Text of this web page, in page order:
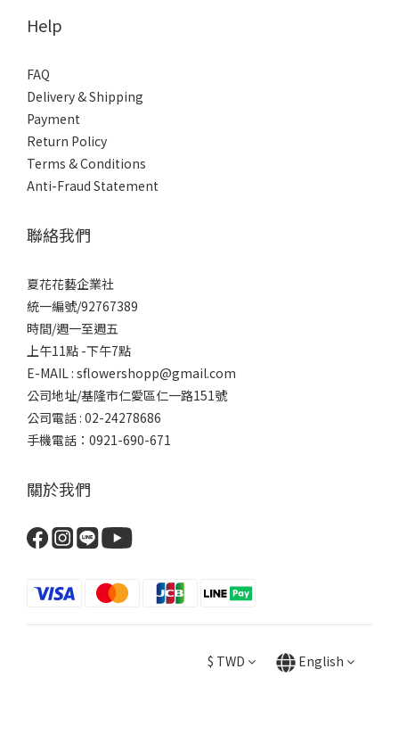
Help
FAQ
Delivery & Shipping
Payment
Return Policy
Terms & Conditions
Anti-Fraud Statement
聯絡我們
夏花花藝企業社
統一編號/92767389
時間/週一至週五
上午11點 -下午7點
E-MAIL : sflowershopp@gmail.com
公司地址/基隆市仁愛區仁一路151號
公司電話 : 02-24278686
手機電話：0921-690-671
關於我們
$ TWD English